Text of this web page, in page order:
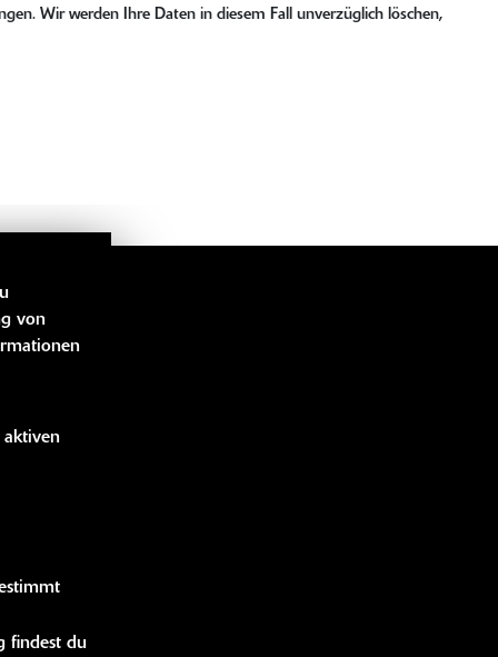
Wir werden Ihre Daten in diesem Fall unverzüglich löschen,
von
aktiven
findest du